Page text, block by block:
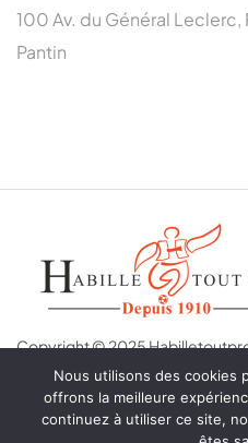
100 Av. du Général Leclerc,
Pantin
Copyright © 2025
Nous utilisons des cookies
offrons la meilleure
continuez à utiliser ce site,